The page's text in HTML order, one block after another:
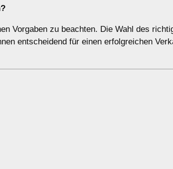
Vorgaben zu beachten. Die Wahl des
entscheidend für einen erfolgreichen